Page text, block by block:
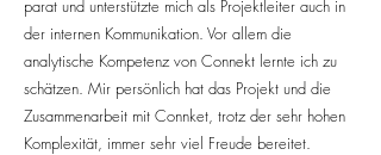
parat und unterstützte mich als Projektleiter auch in
der internen Kommunikation. Vor allem die
analytische Kompetenz von Connekt lernte ich zu
schätzen. Mir persönlich hat das Projekt und die
Zusammenarbeit mit Connket, trotz der sehr hohen
Komplexität, immer sehr viel Freude bereitet.